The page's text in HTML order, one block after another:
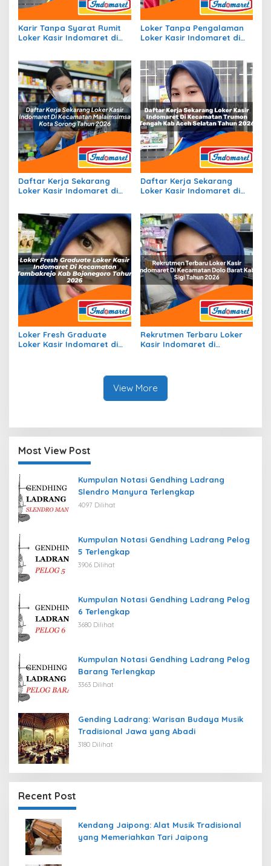
Karir Tanpa Syarat Rumit
Loker Kasir Indomaret di
2026
Loker Tanpa Pengalaman
Loker Kasir Indomaret di
Selatan Tahun 2026
Daftar Kerja Sekarang
Loker Kasir Indomaret di
Daftar Kerja Sekarang
Loker Kasir Indomaret di
Tahun 2026
Loker Fresh Graduate
Loker Kasir Indomaret di
Rekrutmen Terbaru Loker
Kasir Indomaret di
View More
Most View Post
Kumpulan Notasi Gendhing Ladrang
Slendro Manyura Terlengkap
4097 Dilihat
Kumpulan Notasi Gendhing Ladrang Pelog
5 Terlengkap
3906 Dilihat
Kumpulan Notasi Gendhing Ladrang Pelog
6 Terlengkap
3680 Dilihat
Kumpulan Notasi Gendhing Ladrang Pelog
Barang Terlengkap
3363 Dilihat
Gending Ladrang: Warisan Budaya Musik
Tradisional Jawa yang Abadi
3180 Dilihat
Recent Post
Kendang Jaipong: Alat Musik Tradisional
yang Memeriahkan Tari Jaipong